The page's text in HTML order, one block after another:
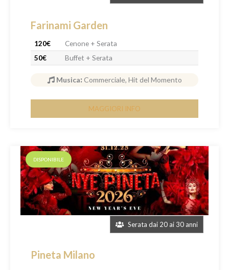
Farinami Garden
120€
Cenone + Serata
50€
Buffet + Serata
Musica: Commerciale, Hit del Momento
MAGGIORI INFO
Serata dai 20 ai 30 anni
DISPONIBILE
Pineta Milano